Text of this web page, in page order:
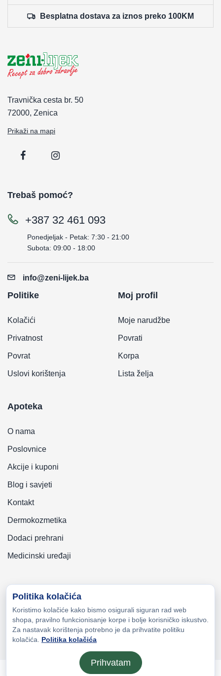
Besplatna dostava za iznos preko 100KM
Travnička cesta br. 50
72000, Zenica
Prikaži na mapi
Trebaš pomoć?
+387 32 461 093
Ponedjeljak - Petak: 7:30 - 21:00
Subota: 09:00 - 18:00
info@zeni-lijek.ba
Politike
Kolačići
Privatnost
Povrat
Uslovi korištenja
Moj profil
Moje narudžbe
Povrati
Korpa
Lista želja
Apoteka
O nama
Poslovnice
Akcije i kuponi
Blog i savjeti
Kontakt
Dermokozmetika
Dodaci prehrani
Medicinski uređaji
Copyright © 2026 Zeni-Lijek Apoteka. Sva prava zadržana
Politika kolačića
Koristimo kolačiće kako bismo osigurali siguran rad web
shopa, pravilno funkcionisanje korpe i bolje korisničko iskustvo.
Za nastavak korištenja potrebno je da prihvatite politiku
kolačića. Politika kolačića
Prihvatam